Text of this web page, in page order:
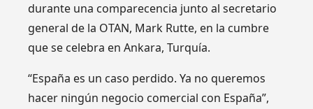
durante una comparecencia junto al secretario
general de la OTAN, Mark Rutte, en la cumbre
que se celebra en Ankara, Turquía.
“España es un caso perdido. Ya no queremos
hacer ningún negocio comercial con España”,